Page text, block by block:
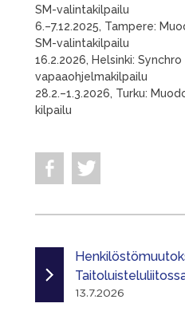
SM-valintakilpailu
6.–7.12.2025, Tampere:
SM-valintakilpailu
16.2.2026, Helsinki: Synchro
vapaaohjelmakilpailu
28.2.–1.3.2026, Turku:
kilpailu
13.7.2026